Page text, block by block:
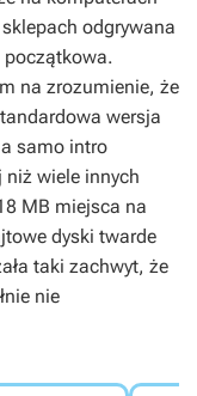
odgrywana
początkowa.
na zrozumienie, że
wersja
samo intro
niż wiele innych
MB miejsca na
dyski twarde
taki zachwyt, że
nie